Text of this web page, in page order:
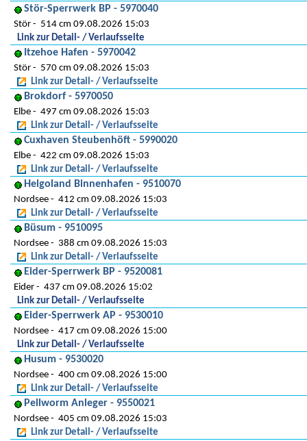
Stör-Sperrwerk BP - 5970040
Stör
514 cm 09.08.2026 15:03
Link zur Detail- / Verlaufsseite
Itzehoe Hafen - 5970042
Stör
570 cm 09.08.2026 15:03
Link zur Detail- / Verlaufsseite
Brokdorf - 5970050
Elbe
497 cm 09.08.2026 15:03
Link zur Detail- / Verlaufsseite
Cuxhaven Steubenhöft - 5990020
Elbe
422 cm 09.08.2026 15:03
Link zur Detail- / Verlaufsseite
Helgoland Binnenhafen - 9510070
Nordsee
412 cm 09.08.2026 15:03
Link zur Detail- / Verlaufsseite
Büsum - 9510095
Nordsee
388 cm 09.08.2026 15:03
Link zur Detail- / Verlaufsseite
Eider-Sperrwerk BP - 9520081
Eider
437 cm 09.08.2026 15:02
Link zur Detail- / Verlaufsseite
Eider-Sperrwerk AP - 9530010
Nordsee
417 cm 09.08.2026 15:00
Link zur Detail- / Verlaufsseite
Husum - 9530020
Nordsee
400 cm 09.08.2026 15:00
Link zur Detail- / Verlaufsseite
Pellworm Anleger - 9550021
Nordsee
405 cm 09.08.2026 15:03
Link zur Detail- / Verlaufsseite